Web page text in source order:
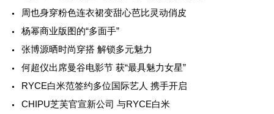
周也身穿粉色连衣裙变甜心芭比灵动俏皮
杨幂商业版图的“多面手”
张博源晒时尚穿搭 解锁多元魅力
何超仪出席曼谷电影节 获“最具魅力女星”
RYCE白米范签约多位国际艺人 携手开启
CHIPU芝芙官宣新公司 与RYCE白米